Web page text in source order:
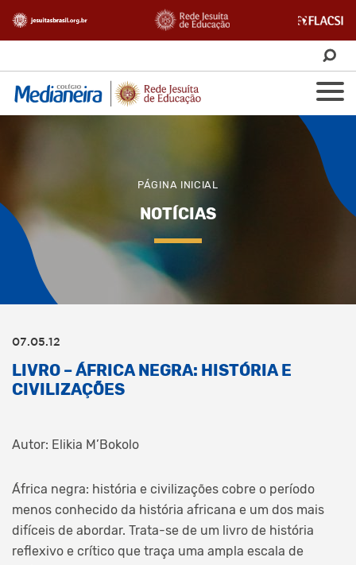
PÁGINA INICIAL
NOTÍCIAS
07.05.12
LIVRO – ÁFRICA NEGRA: HISTÓRIA E
CIVILIZAÇÕES
Autor: Elikia M’Bokolo
África negra: história e civilizações cobre o período
menos conhecido da história africana e um dos mais
difíceis de abordar. Trata-se de um livro de história
reflexivo e crítico que traça uma ampla escala de